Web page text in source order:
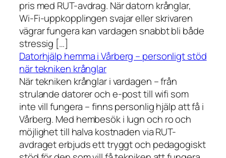
pris med RUT-avdrag. När datorn krånglar,
Wi-Fi-uppkopplingen svajar eller skrivaren
vägrar fungera kan vardagen snabbt bli både
stressig […]
Datorhjälp hemma i Vårberg – personligt stöd
när tekniken krånglar
När tekniken krånglar i vardagen – från
strulande datorer och e-post till wifi som
inte vill fungera – finns personlig hjälp att få i
Vårberg. Med hembesök i lugn och ro och
möjlighet till halva kostnaden via RUT-
avdraget erbjuds ett tryggt och pedagogiskt